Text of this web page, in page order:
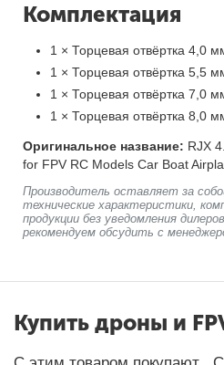
Комплектация
1 × Торцевая отвёртка 4,0
1 × Торцевая отвёртка 5,5
1 × Торцевая отвёртка 7,0
1 × Торцевая отвёртка 8,0
Оригинальное название: RJX
for FPV RC Models Car Boat
Производитель оставляет за
технические характеристики,
продукции без уведомления
рекомендуем обсудить с
Купить дроны и